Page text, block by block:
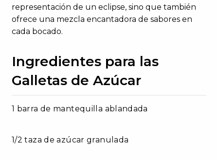
representación de un eclipse, sino que también
ofrece una mezcla encantadora de sabores en
cada bocado.
Ingredientes para las
Galletas de Azúcar
1 barra de mantequilla ablandada
1/2 taza de azúcar granulada